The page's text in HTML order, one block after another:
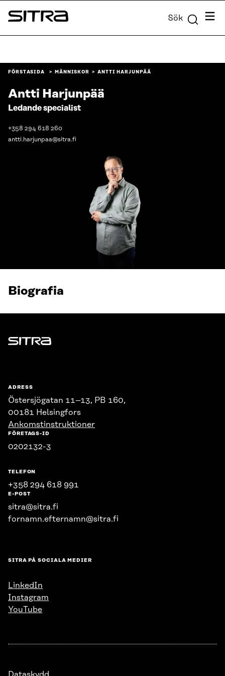
Skip to
content
Sitra Sök Meny
FÖRSTASIDA MÄNNISKOR ANTTI HARJUNPÄÄ
Antti Harjunpää
Ledande specialist
+358 294 618 260
antti.harjunpaa@sitra.fi
Biografia
Sitra
ADRESS
Östersjögatan 11–13, PB 160,
00181 Helsingfors
Ankomstinstruktioner
FÖRETAGS-ID
0202132-3
TELEFON
+358 294 618 991
E-POST
sitra@sitra.fi
fornamn.efternamn@sitra.fi
SITRA PÅ SOCIALA MEDIER
LinkedIn
Instagram
YouTube